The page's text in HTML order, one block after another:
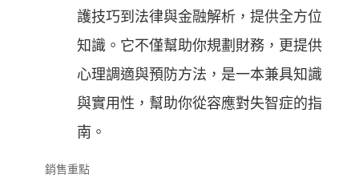
街口支付
悠遊付
運送方式
免運費
護技巧到法律與金融解析，提供全方位
知識。它不僅幫助你規劃財務，更提供
心理調適與預防方法，是一本兼具知識
與實用性，幫助你從容應對失智症的指
南。
銷售重點